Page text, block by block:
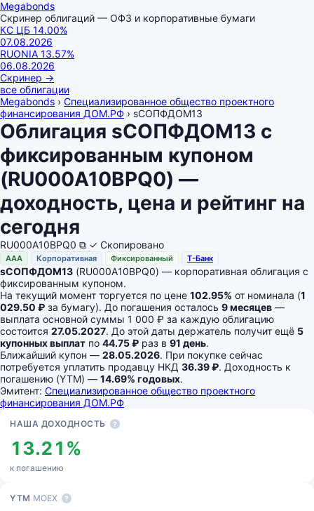
Megabonds
Скринер облигаций — ОФЗ и корпоративные бумаги
КС ЦБ 14.00%
07.08.2026
RUONIA 13.57%
06.08.2026
Скринер →
все облигации
Megabonds › Специализированное общество проектного
финансирования ДОМ.РФ › sСОПФДОМ13
Облигация sСОПФДОМ13 с
фиксированным купоном
(RU000A10BPQ0) —
доходность, цена и рейтинг на
сегодня
RU000A10BPQ0 ⧉ ✓ Скопировано
AAA Корпоративная Фиксированный Т-Банк
sСОПФДОМ13 (RU000A10BPQ0) — корпоративная облигация с
фиксированным купоном.
На текущий момент торгуется по цене 102.95% от номинала (1
029.50 ₽ за бумагу). До погашения осталось 9 месяцев —
выплата основной суммы 1 000 ₽ за каждую облигацию
состоится 27.05.2027. До этой даты держатель получит ещё 5
купонных выплат по 44.75 ₽ раз в 91 день.
Ближайший купон — 28.05.2026. При покупке сейчас
потребуется уплатить продавцу НКД 36.39 ₽. Доходность к
погашению (YTM) — 14.69% годовых.
Эмитент: Специализированное общество проектного
финансирования ДОМ.РФ
Основные показатели
НАША ДОХОДНОСТЬ ?
13.21%
к погашению
YTM MOEX ?